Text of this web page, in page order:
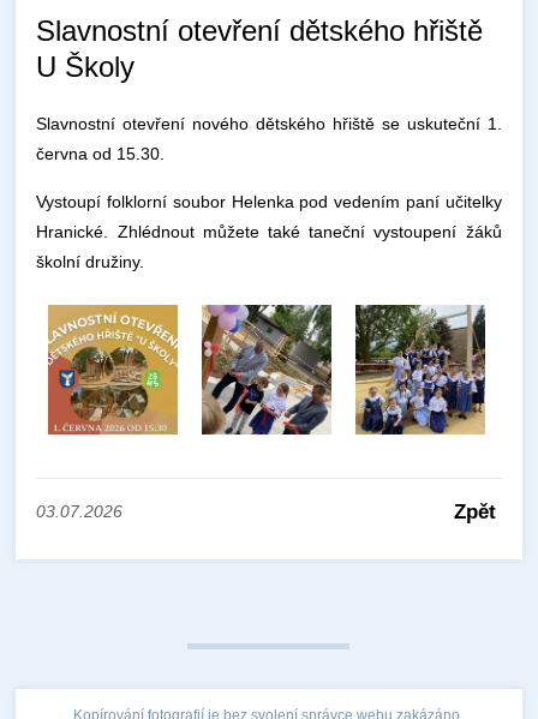
Slavnostní otevření dětského hřiště
U Školy
Slavnostní otevření nového dětského hřiště se uskuteční 1.
června od 15.30.
Vystoupí folklorní soubor Helenka pod vedením paní učitelky
Hranické. Zhlédnout můžete také taneční vystoupení žáků
školní družiny.
03.07.2026 Zpět
Kopírování fotografií je bez svolení správce webu zakázáno.